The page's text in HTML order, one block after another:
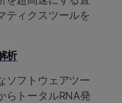
ティクスツールを
析
ソフトウェアツー
らトータルRNA発